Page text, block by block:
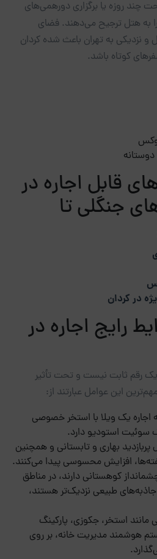
چند روزه یا برگزاری دورهمی‌های
را به هتل ترجیح می‌دهند. فضای
نزدیکی به تهران باعث شده کردان
کوتاه باشد.
قابل اجاره در
جنگلی تا
در کردان
رایج اجاره در
یک رقم ثابت نیست و تحت تأثیر
این عوامل عبارتند از:
یک ویلا با استخر خصوصی
سوئیت استودیو دارد.
بهاری و تابستانی و همچنین
افزایش محسوسی پیدا می‌کنند.
کوهستانی دارند، در مناطق
جاذبه‌های طبیعی نزدیک‌تر هستند،
مانند استخر، جکوزی، پارکینگ
هوشمند مدیریت خانه، بر روی